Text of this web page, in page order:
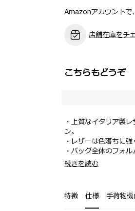
Amazonアカウントで
店舗在庫をチ
こちらもどうぞ
・上質なイタリア製
ン。
・レザーは色落ちに
・バッグ全体のフォ
・ハンドル根革、ファ
・ミニサイズのトート
続きを読む
特徴 仕様 手荷物